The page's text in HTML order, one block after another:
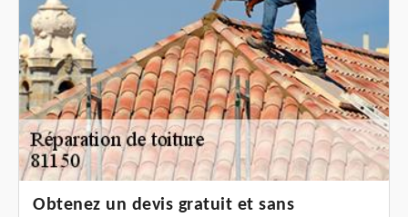
Obtenez un devis gratuit et sans